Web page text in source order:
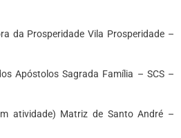
da Prosperidade Vila Prosperidade –
Apóstolos Sagrada Família – SCS –
atividade) Matriz de Santo André –